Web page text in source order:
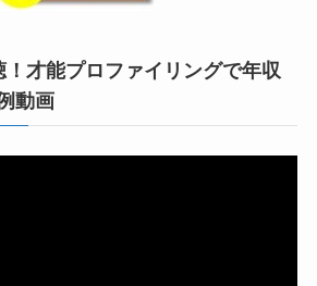
才能プロファイリングで年収
動画